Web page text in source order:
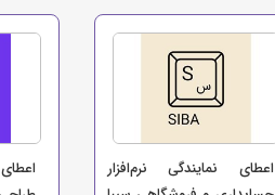
اعطای نمایندگی نرم‌افزار